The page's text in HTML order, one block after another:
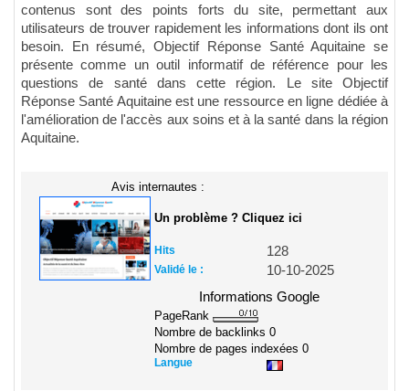
contenus sont des points forts du site, permettant aux
utilisateurs de trouver rapidement les informations dont ils ont
besoin. En résumé, Objectif Réponse Santé Aquitaine se
présente comme un outil informatif de référence pour les
questions de santé dans cette région. Le site Objectif
Réponse Santé Aquitaine est une ressource en ligne dédiée à
l'amélioration de l'accès aux soins et à la santé dans la région
Aquitaine.
Avis internautes :
Un problème ? Cliquez ici
Hits 128
Validé le :
10-10-2025
Informations Google
PageRank
Nombre de backlinks 0
Nombre de pages indexées 0
Langue